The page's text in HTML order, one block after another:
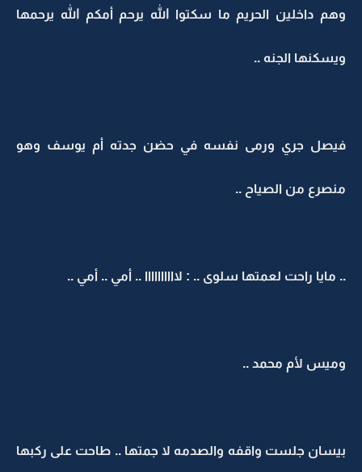
وهم داخلين الحريم ما سكتوا الله يرحم أمكم الله يرحمها
ويسكنها الجنه ..
فيصل جري ورمى نفسه في حضن جدته أم يوسف وهو
منصرع من الصياح ..
.. مايا راحت لعمتها سلوى .. : لاااااااااا .. أمي .. أمي ..
وميس لأم محمد ..
بيسان جلست واقفه والصدمه لا جمتها .. طاحت على ركبها